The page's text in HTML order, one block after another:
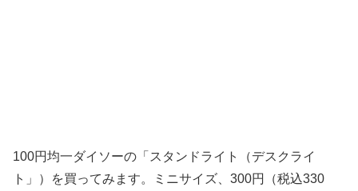
100円均一ダイソーの「スタンドライト（デスクライ
ト」）を買ってみます。ミニサイズ、300円（税込330